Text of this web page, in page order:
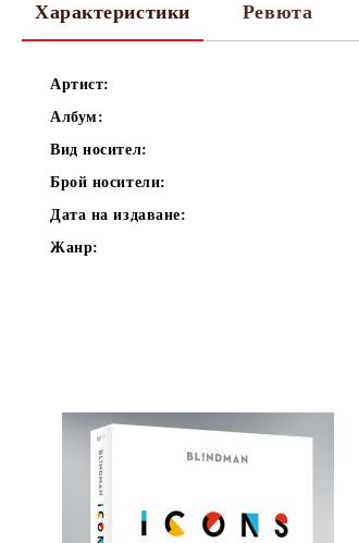
Характеристики Ревюта
Артист:
Албум:
Вид носител:
Брой носители:
Дата на издаване:
Жанр: